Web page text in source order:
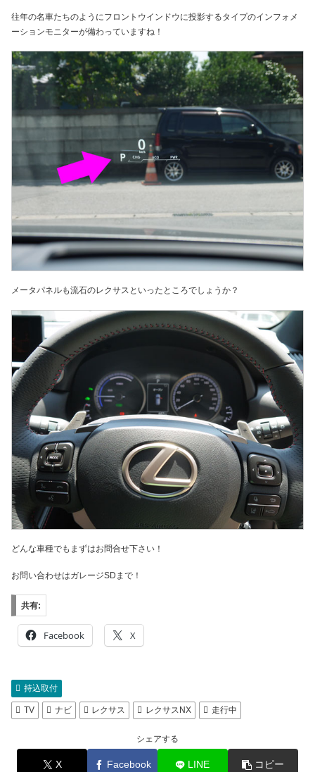
往年の名車たちのようにフロントウインドウに投影するタイプのインフォメ
ーションモニターが備わっていますね！
メータパネルも流石のレクサスといったところでしょうか？
どんな車種でもまずはお問合せ下さい！
お問い合わせはガレージSDまで！
共有:
Facebook X
持込取付
TV ナビ レクサス レクサスNX 走行中
シェアする
X Facebook LINE コピー